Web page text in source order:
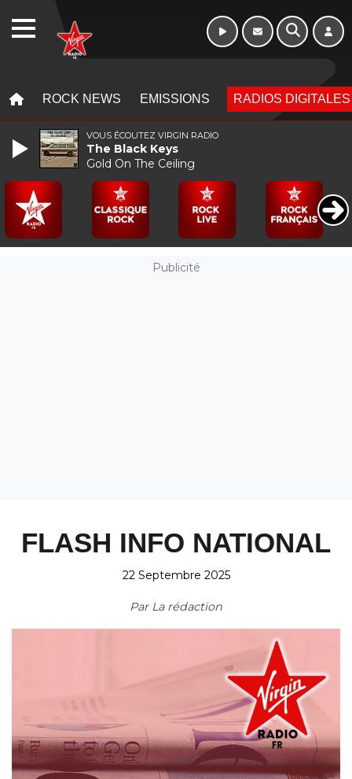
ROCK NEWS EMISSIONS RADIOS DIGITALES
Publicité
FLASH INFO NATIONAL
22 Septembre 2025
Par La rédaction
VOUS ÉCOUTEZ VIRGIN RADIO
The Black Keys
Gold On The Ceiling
WEBRADIO Week-end de 16h
à 20h